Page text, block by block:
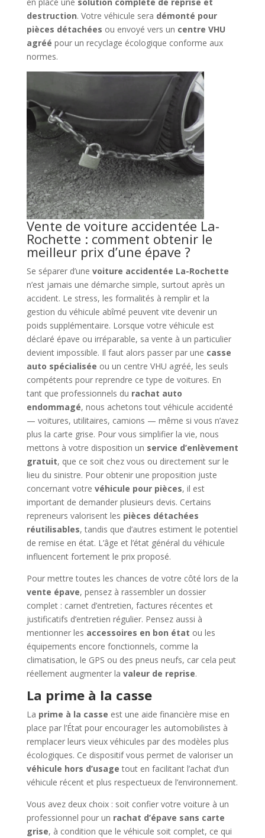
destruction. Votre véhicule sera démonté pour
pièces détachées ou envoyé vers un centre VHU
agréé pour un recyclage écologique conforme aux
normes.
Vente de voiture accidentée La-
Rochette : comment obtenir le
meilleur prix d’une épave ?
Se séparer d’une voiture accidentée La-Rochette
n’est jamais une démarche simple, surtout après un
accident. Le stress, les formalités à remplir et la
gestion du véhicule abîmé peuvent vite devenir un
poids supplémentaire. Lorsque votre véhicule est
déclaré épave ou irréparable, sa vente à un particulier
devient impossible. Il faut alors passer par une casse
auto spécialisée ou un centre VHU agréé, les seuls
compétents pour reprendre ce type de voitures. En
tant que professionnels du rachat auto
endommagé, nous achetons tout véhicule accidenté
— voitures, utilitaires, camions — même si vous n’avez
plus la carte grise. Pour vous simplifier la vie, nous
mettons à votre disposition un service d’enlèvement
gratuit, que ce soit chez vous ou directement sur le
lieu du sinistre. Pour obtenir une proposition juste
concernant votre véhicule pour pièces, il est
important de demander plusieurs devis. Certains
repreneurs valorisent les pièces détachées
réutilisables, tandis que d’autres estiment le potentiel
de remise en état. L’âge et l’état général du véhicule
influencent fortement le prix proposé.
Pour mettre toutes les chances de votre côté lors de la
vente épave, pensez à rassembler un dossier
complet : carnet d’entretien, factures récentes et
justificatifs d’entretien régulier. Pensez aussi à
mentionner les accessoires en bon état ou les
équipements encore fonctionnels, comme la
climatisation, le GPS ou des pneus neufs, car cela peut
réellement augmenter la valeur de reprise.
La prime à la casse
La prime à la casse est une aide financière mise en
place par l’État pour encourager les automobilistes à
remplacer leurs vieux véhicules par des modèles plus
écologiques. Ce dispositif vous permet de valoriser un
véhicule hors d’usage tout en facilitant l’achat d’un
véhicule récent et plus respectueux de l’environnement.
Vous avez deux choix : soit confier votre voiture à un
professionnel pour un rachat d’épave sans carte
grise, à condition que le véhicule soit complet, ce qui